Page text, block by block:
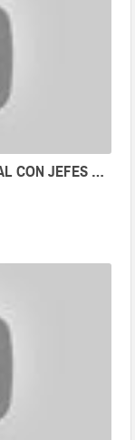
SPOT OCMA - 1er ENCUENTRO NACIONAL CON JEFES DE LAS ODECMA 2019